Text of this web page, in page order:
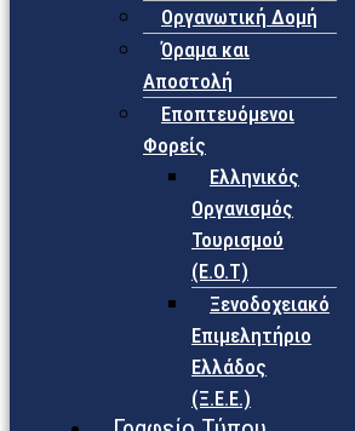
Οργανωτική Δομή
Όραμα και
Αποστολή
Εποπτευόμενοι
Φορείς
Eλληνικός
Οργανισμός
Τουρισμού
(Ε.Ο.Τ)
Ξενοδοχειακό
Επιμελητήριο
Ελλάδος
(Ξ.Ε.Ε.)